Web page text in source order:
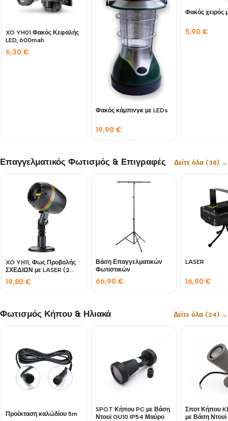
XO YH01 Φακός Κεφαλής
LED, 600mah
6,30 €
Φακός κάμπινγκ με LEDs
19,90 €
Φακός χειρός
5,90€
Επαγγελματικός Φωτισμός & Επιγραφές Δείτε όλα (38) →
XO YH11, Φως Προβολής
ΣΧΕΔΙΩΝ με LASER (2
ΧΡΩΜΑΤΑ LASER)
19,80 €
Βάση Επαγγελματικών
Φωτιστικών
66,90 €
LASER
16,90€
Φωτισμός Κήπου & Ηλιακά Δείτε όλα (24) →
Προέκταση καλώδίου 5m
SPOT Κήπου PC με Βάση
Ντουϊ GU10 IP54 Μαύρο
Σποτ Κήπου
με Βάση